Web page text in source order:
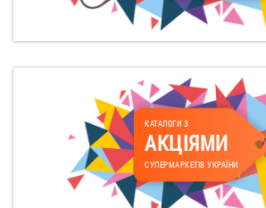
КАТАЛОГИ З
АКЦІЯМИ
СУПЕРМАРКЕТІВ УКРАЇНИ